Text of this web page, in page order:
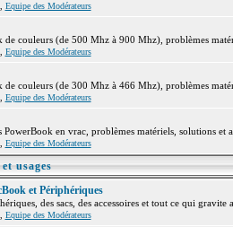
Equipe des Modérateurs
de couleurs (de 500 Mhz à 900 Mhz), problèmes
Equipe des Modérateurs
de couleurs (de 300 Mhz à 466 Mhz), problèmes
Equipe des Modérateurs
PowerBook en vrac, problèmes matériels, solutions et
Equipe des Modérateurs
usages
et Périphériques
des sacs, des accessoires et tout ce qui
Equipe des Modérateurs